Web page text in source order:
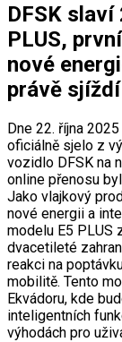
DFSK
PLUS,
nové
právě
Dne 22. října
oficiálně sjelo z
vozidlo DFSK na
online přenosu
Jako vlajkový
nové energii a
modelu E5 PLUS
dvacetileté
reakci na
mobilitě. Tento
Ekvádoru, kde
inteligentních
výhodách pro